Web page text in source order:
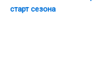
старт сезона